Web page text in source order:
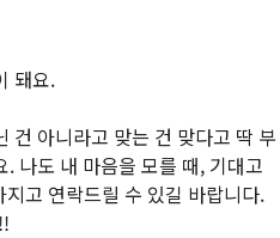
돼요.
건 아니라고 맞는 건 맞다고 딱 부
나도 내 마음을 모를 때, 기대고
고 연락드릴 수 있길 바랍니다.